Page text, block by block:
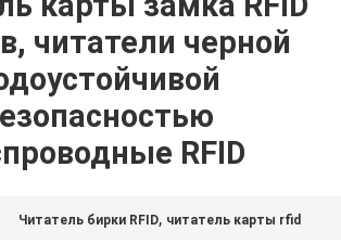
читатели черной
RFID
Читатель бирки RFID, читатель карты rfid